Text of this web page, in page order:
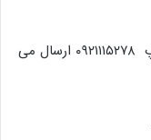
در این بخش متن مورد نظر از شماره واتساپ ۰۹۲۱۱۱۵۲۷۸ ارسال می